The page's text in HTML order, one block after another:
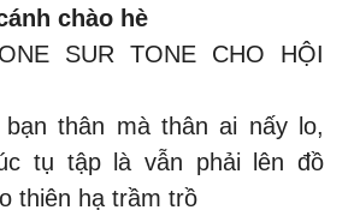
chào hè
SUR TONE CHO HỘI
thân mà thân ai nấy lo,
tụ tập là vẫn phải lên đồ
thiên hạ trầm trồ